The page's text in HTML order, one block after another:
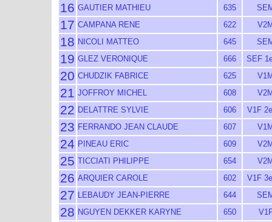
16 GAUTIER MATHIEU 635
17 CAMPANA RENE 622
18 NICOLI MATTEO 645
19 GLEZ VERONIQUE 666 SEF
20 CHUDZIK FABRICE 625
21 JOFFROY MICHEL 608
22 DELATTRE SYLVIE 606 V1F
23 FERRANDO JEAN CLAUDE 607
24 PINEAU ERIC 609
25 TICCIATI PHILIPPE 654
26 ARQUIER CAROLE 602 V1F
27 LEBAUDY JEAN-PIERRE 644
28 NGUYEN DEKKER KARYNE 650